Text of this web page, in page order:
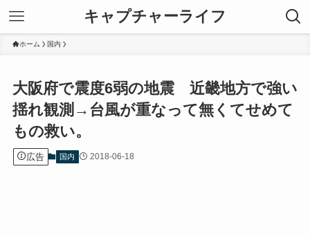
キャプチャーライフ
ホーム 国内
大阪府で震度6弱の地震 近畿地方で強い
揺れ観測→台風が重なって無くてせめて
もの救い。
広告 国内 2018-06-18